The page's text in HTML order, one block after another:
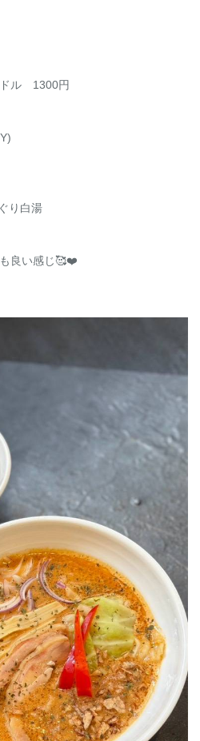
ドル 1300円
り白湯
良い感じ🥰❤️